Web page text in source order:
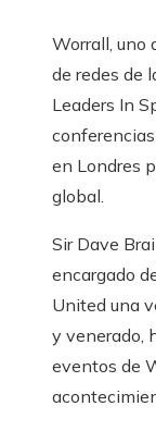
Worrall, uno
de redes de
Leaders In
en Londres
global.
Sir Dave
encargado
United una
y venerado,
eventos de